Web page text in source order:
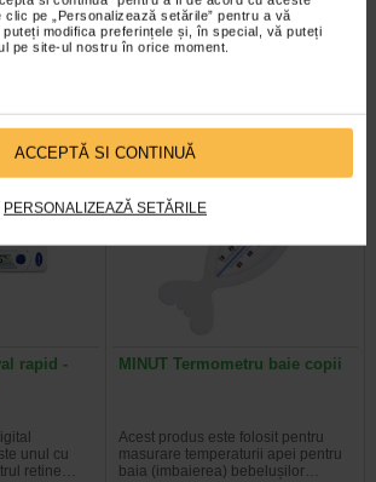
pe „Personalizează setările” pentru a vă
modifica preferințele și, în special, vă puteți
pe site-ul nostru în orice moment.
ACCEPTĂ SI CONTINUĂ
PERSONALIZEAZĂ SETĂRILE
este
vegan, sub
B.Well WS-1 este un stetoscop
clasic cu o piesa de piept cu un
rapid -
unul cu
retine…
MINUT Termometru baie copii
Acest produs este folosit pentru
masurare temperaturii apei pentru
baia (imbaierea) bebelușilor…